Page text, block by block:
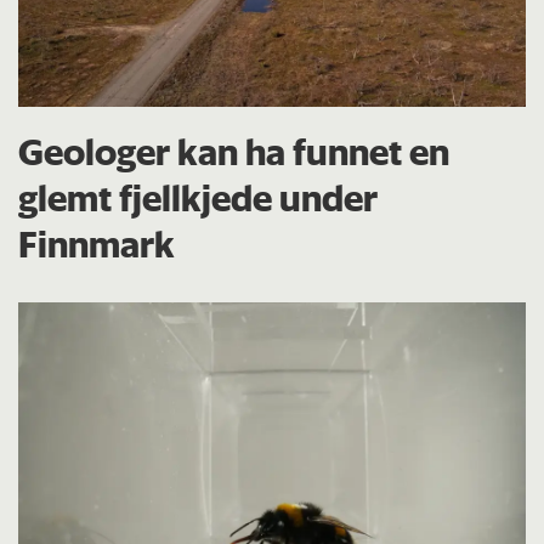
Geologer kan ha funnet en
glemt fjellkjede under
Finnmark